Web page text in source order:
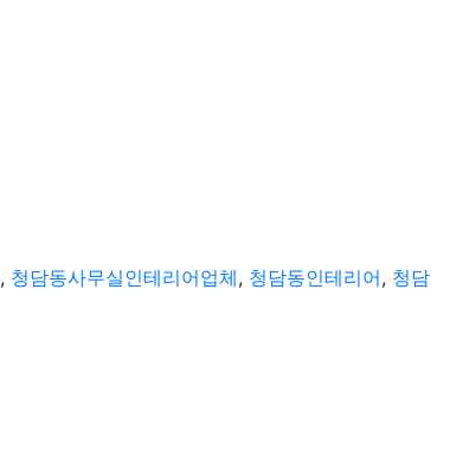
, 청담동사무실인테리어업체, 청담동인테리어, 청담